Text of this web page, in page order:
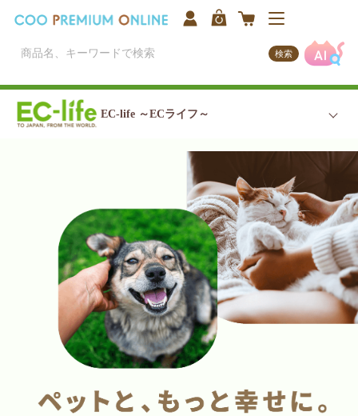
検索
EC-life ～ECライフ～